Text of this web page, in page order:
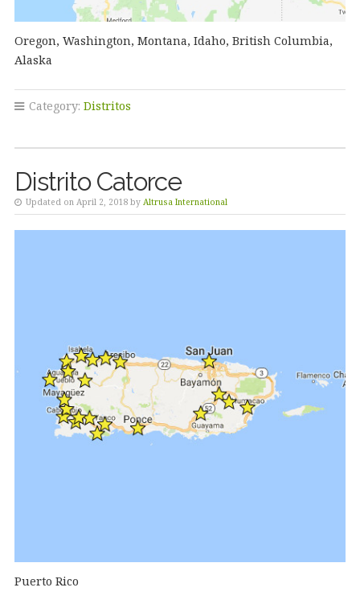
Oregon, Washington, Montana, Idaho, British Columbia,
Alaska
Category: Distritos
Distrito Catorce
Updated on April 2, 2018 by Altrusa International
Puerto Rico